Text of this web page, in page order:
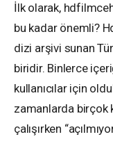
İlk olarak,
bu kadar önemli?
dizi arşivi sunan
biridir. Binlerce
kullanıcılar için
zamanlarda birçok
çalışırken